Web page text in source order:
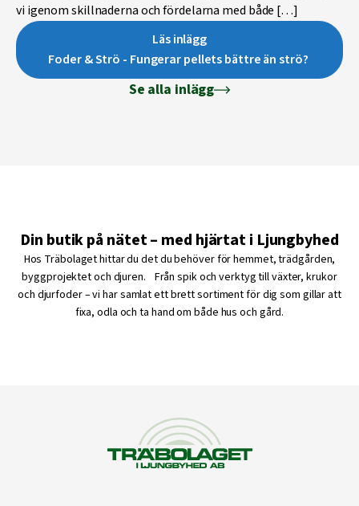
vi igenom skillnaderna och fördelarna med både […]
Läs inlägg
Foder & Strö - Fungerar pellets bättre än strö?
Se alla inlägg
Din butik på nätet – med hjärtat i Ljungbyhed
Hos Träbolaget hittar du det du behöver för hemmet, trädgården,
byggprojektet och djuren. Från spik och verktyg till växter, krukor
och djurfoder – vi har samlat ett brett sortiment för dig som gillar att
fixa, odla och ta hand om både hus och gård.